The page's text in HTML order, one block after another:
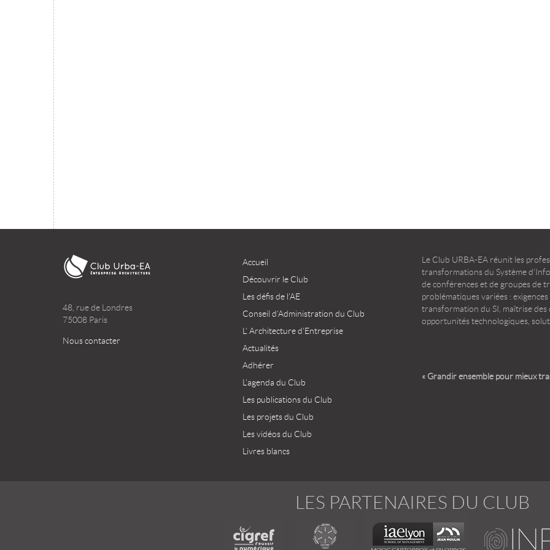
48, rue de Londres
75008 Paris
Nous contacter
Accueil
Découvrir le Club
Les défis de l’AE
Conseil d’Administration du Club
L’ Architecture d’Entreprise
Actualités
Adhérer
L’agenda du Club
Les publications du Club
Les projets du Club
Les vidéos du Club
Livres blancs
Le Club URBA-EA réunit les
transformations du Système
de conférences et de groupes de
problématiques variées :
transformation du SI, maîtrise des
opportunités technologiques,
« Grandir ensemble pour mieux
LES PARTENAIRES DU CLUB